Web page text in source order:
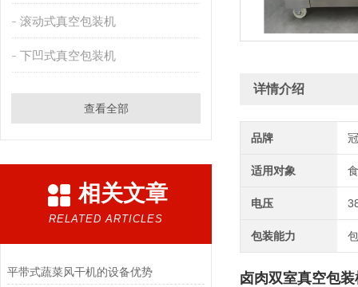
滚动式真空包装机
下凹式真空包装机
查看全部
相关文章
RELATED ARTICLES
平带式蔬菜风干机的设备优势
详情介绍
品牌
适用对象
电压
包装能力
卤肉双室真空包装